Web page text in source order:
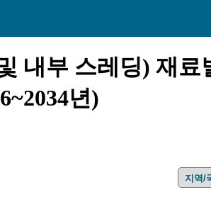
내부 스레딩) 재료
년)